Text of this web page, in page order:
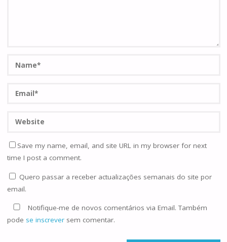
Save my name, email, and site URL in my browser for next
time I post a comment.
Quero passar a receber actualizações semanais do site por
email.
Notifique-me de novos comentários via Email. Também
pode se inscreversem comentar.